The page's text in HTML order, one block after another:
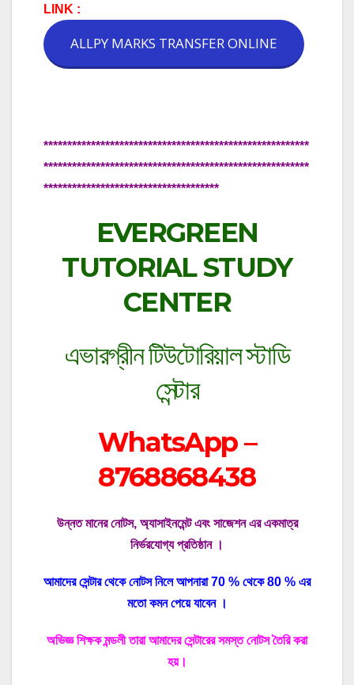
LINK :
ALLPY MARKS TRANSFER ONLINE
********************************************************
********************************************************
*************************************
EVERGREEN
TUTORIAL STUDY
CENTER
এভারগ্রীন টিউটোরিয়াল স্টাডি
সেন্টার
WhatsApp –
8768868438
উন্নত মানের নোটস, অ্যাসাইনমেন্ট এবং সাজেশন এর একমাত্র
নির্ভরযোগ্য প্রতিষ্ঠান ।
আমাদের সেন্টার থেকে নোটস নিলে আপনারা 70 % থেকে 80 % এর
মতো কমন পেয়ে যাবেন ।
অভিজ্ঞ শিক্ষক মন্ডলী তারা আমাদের সেন্টারের সমস্ত নোটস তৈরি করা
হয়।